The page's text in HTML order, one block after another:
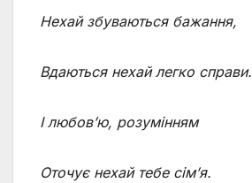
Нехай збуваються бажання,
Вдаються нехай легко справи.
І любов’ю, розумінням
Оточує нехай тебе сім’я.